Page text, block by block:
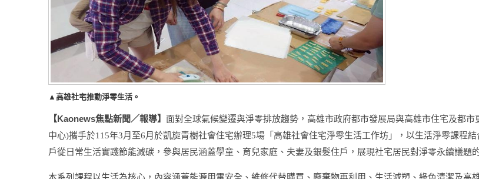
▲高雄社宅推動淨零生活。
【Kaonews焦點新聞／報導】 面對全球氣候變遷與淨零排放趨勢，高雄市政府都市發展局與高雄市住宅及都市
中心)攜手於115年3月至6月於凱旋青樹社會住宅辦理5場「高雄社會住宅淨零生活工作坊」，以生活淨零課程
戶從日常生活實踐節能減碳，參與居民涵蓋學童、育兒家庭、夫妻及銀髮住戶，展現社宅居民對淨零永續議題
本系列課程以生活為核心，內容涵蓋能源用電安全、維修代替購買、廢棄物再利用、生活減塑、綠色清潔及高